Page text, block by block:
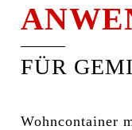
FÜR
Wohncontainer